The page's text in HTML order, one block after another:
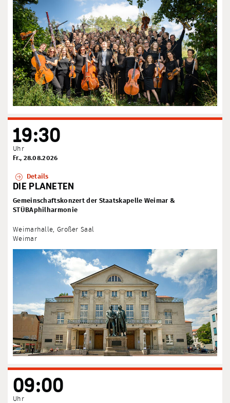
19:30
Uhr
Fr., 28.08.2026
Details
DIE PLANETEN
Gemeinschaftskonzert der Staatskapelle Weimar &
STÜBAphilharmonie
Weimarhalle, Großer Saal
Weimar
09:00
Uhr